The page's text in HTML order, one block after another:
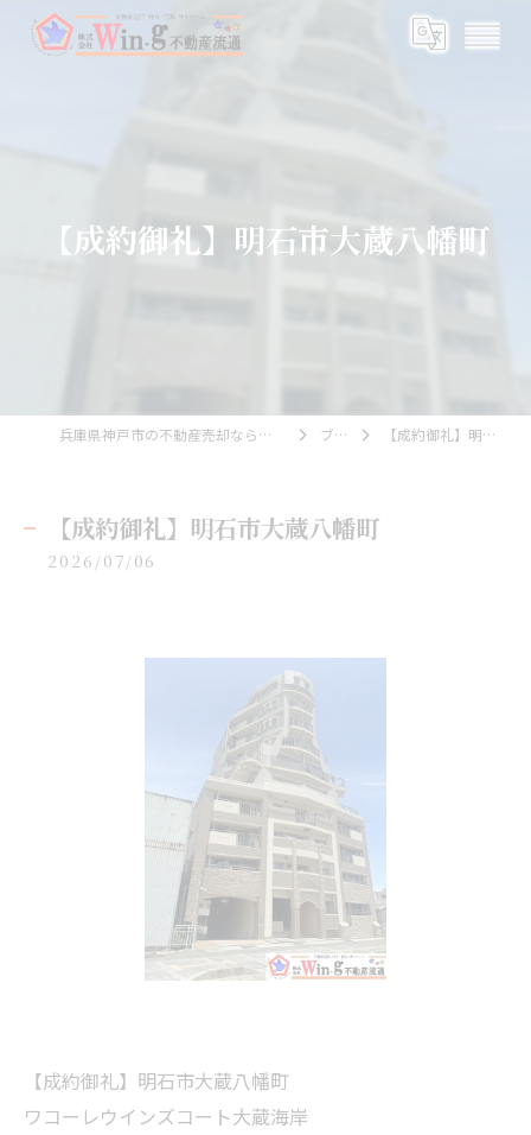
【成約御礼】明石市大蔵八幡町
兵庫県神戸市の不動産売却なら株式会社Wing不動産流通 ブログ 【成約御礼】明石市大蔵八幡町
【成約御礼】明石市大蔵八幡町
2026/07/06
【成約御礼】明石市大蔵八幡町
ワコーレウインズコート大蔵海岸